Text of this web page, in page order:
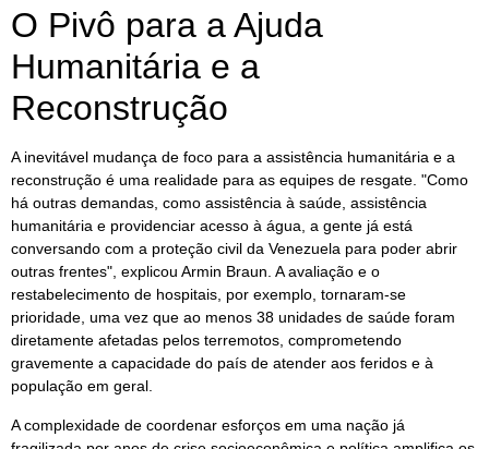
O Pivô para a Ajuda
Humanitária e a
Reconstrução
A inevitável mudança de foco para a assistência humanitária e a
reconstrução é uma realidade para as equipes de resgate. "Como
há outras demandas, como assistência à saúde, assistência
humanitária e providenciar acesso à água, a gente já está
conversando com a proteção civil da Venezuela para poder abrir
outras frentes", explicou Armin Braun. A avaliação e o
restabelecimento de hospitais, por exemplo, tornaram-se
prioridade, uma vez que ao menos 38 unidades de saúde foram
diretamente afetadas pelos terremotos, comprometendo
gravemente a capacidade do país de atender aos feridos e à
população em geral.
A complexidade de coordenar esforços em uma nação já